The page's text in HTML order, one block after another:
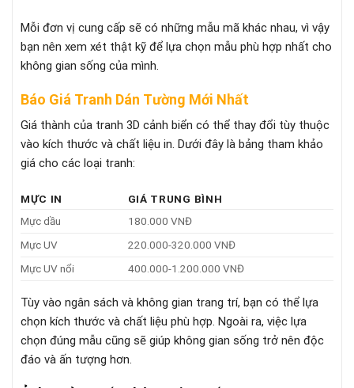
Mỗi đơn vị cung cấp sẽ có những mẫu mã khác nhau, vì vậy
bạn nên xem xét thật kỹ để lựa chọn mẫu phù hợp nhất cho
không gian sống của mình.
Báo Giá Tranh Dán Tường Mới Nhất
Giá thành của tranh 3D cảnh biển có thể thay đổi tùy thuộc
vào kích thước và chất liệu in. Dưới đây là bảng tham khảo
giá cho các loại tranh:
MỰC IN
GIÁ TRUNG BÌNH
Mực dầu
180.000 VNĐ
Mực UV
220.000-320.000 VNĐ
Mực UV nổi
400.000-1.200.000 VNĐ
Tùy vào ngân sách và không gian trang trí, bạn có thể lựa
chọn kích thước và chất liệu phù hợp. Ngoài ra, việc lựa
chọn đúng mẫu cũng sẽ giúp không gian sống trở nên độc
đáo và ấn tượng hơn.